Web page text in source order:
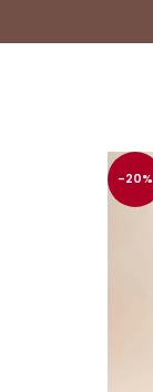
-20%